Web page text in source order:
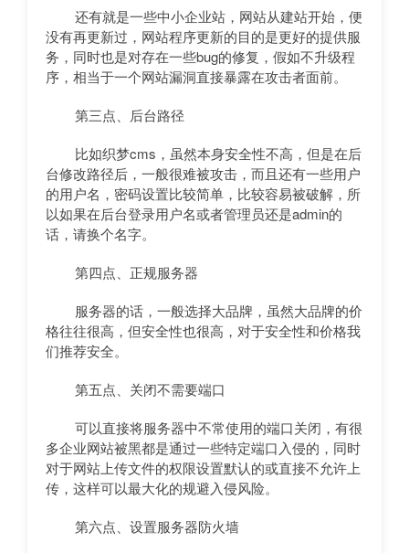
还有就是一些中小企业站，网站从建站开始，便
没有再更新过，网站程序更新的目的是更好的提供服
务，同时也是对存在一些bug的修复，假如不升级程
序，相当于一个网站漏洞直接暴露在攻击者面前。
第三点、后台路径
比如织梦cms，虽然本身安全性不高，但是在后
台修改路径后，一般很难被攻击，而且还有一些用户
的用户名，密码设置比较简单，比较容易被破解，所
以如果在后台登录用户名或者管理员还是admin的
话，请换个名字。
第四点、正规服务器
服务器的话，一般选择大品牌，虽然大品牌的价
格往往很高，但安全性也很高，对于安全性和价格我
们推荐安全。
第五点、关闭不需要端口
可以直接将服务器中不常使用的端口关闭，有很
多企业网站被黑都是通过一些特定端口入侵的，同时
对于网站上传文件的权限设置默认的或直接不允许上
传，这样可以最大化的规避入侵风险。
第六点、设置服务器防火墙